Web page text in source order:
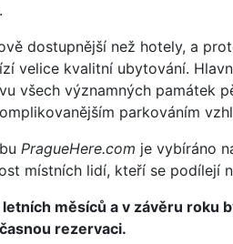
dostupnější než hotely, a
velice kvalitní ubytování.
všech významných památek
parkováním
PragueHere.com je vybíráno
místních lidí, kteří se podílejí
měsíců a v závěru roku
rezervaci.